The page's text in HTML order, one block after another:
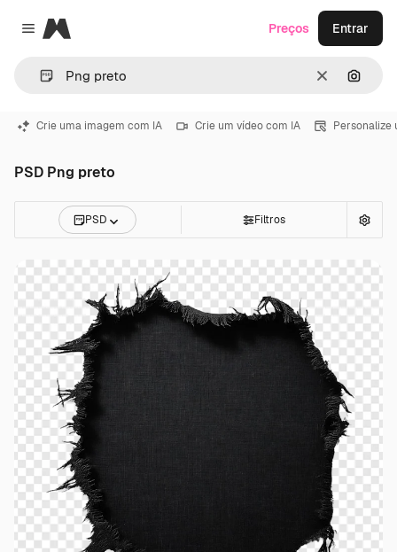
Close menu
Magnific
Limpar
Preços Entrar
Crie uma imagem com IA Crie um vídeo com IA Personalize
PSD Png preto
PSD Filtros